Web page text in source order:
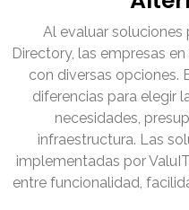
Al evaluar soluciones
Directory, las empresas
con diversas opciones.
diferencias para elegir
necesidades,
infraestructura. Las
implementadas por
entre funcionalidad,